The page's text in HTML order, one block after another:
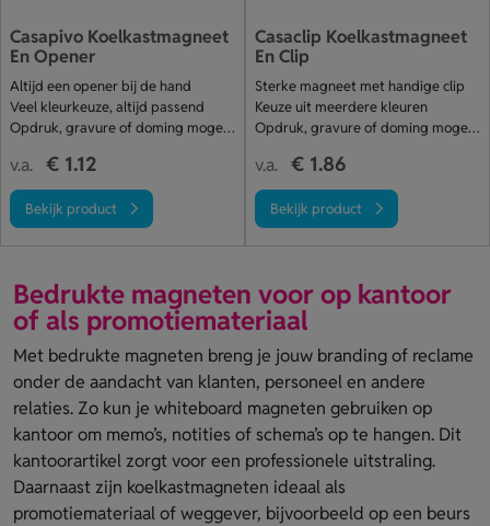
Casapivo Koelkastmagneet
En Opener
Altijd een opener bij de hand
Veel kleurkeuze, altijd passend
Opdruk, gravure of doming mogelijk
v.a. € 1.12
Bekijk product
Casaclip Koelkastmagneet
En Clip
Sterke magneet met handige clip
Keuze uit meerdere kleuren
Opdruk, gravure of doming mogelijk
v.a. € 1.86
Bekijk product
Bedrukte magneten voor op kantoor
of als promotiemateriaal
Met bedrukte magneten breng je jouw branding of reclame
onder de aandacht van klanten, personeel en andere
relaties. Zo kun je whiteboard magneten gebruiken op
kantoor om memo’s, notities of schema’s op te hangen. Dit
kantoorartikel zorgt voor een professionele uitstraling.
Daarnaast zijn koelkastmagneten ideaal als
promotiemateriaal of weggever, bijvoorbeeld op een beurs